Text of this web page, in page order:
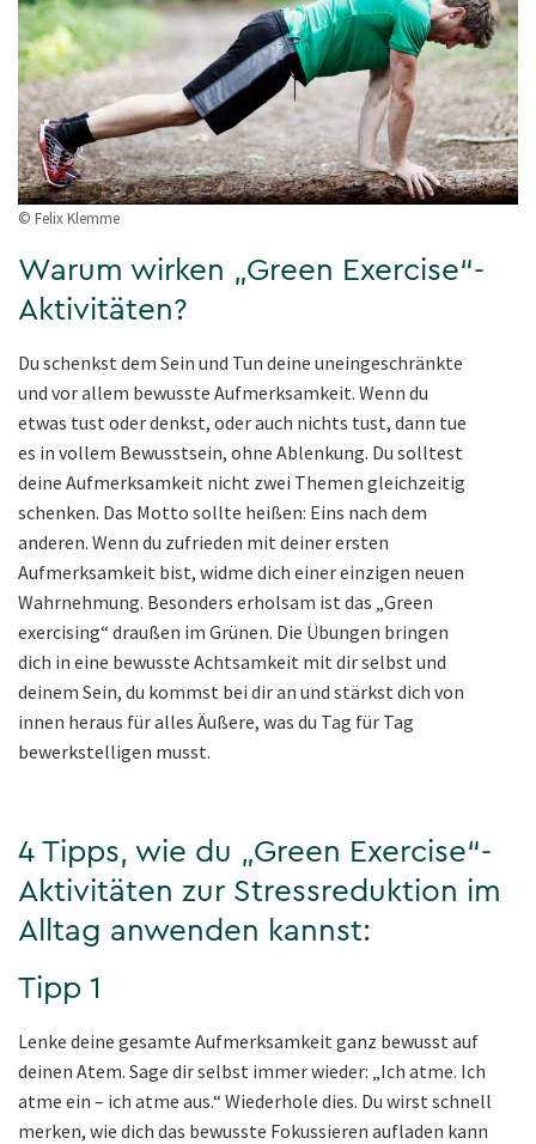
© Felix Klemme
Warum wirken „Green Exercise“-
Aktivitäten?
Du schenkst dem Sein und Tun deine uneingeschränkte
und vor allem bewusste Aufmerksamkeit. Wenn du
etwas tust oder denkst, oder auch nichts tust, dann tue
es in vollem Bewusstsein, ohne Ablenkung. Du solltest
deine Aufmerksamkeit nicht zwei Themen gleichzeitig
schenken. Das Motto sollte heißen: Eins nach dem
anderen. Wenn du zufrieden mit deiner ersten
Aufmerksamkeit bist, widme dich einer einzigen neuen
Wahrnehmung. Besonders erholsam ist das „Green
exercising“ draußen im Grünen. Die Übungen bringen
dich in eine bewusste Achtsamkeit mit dir selbst und
deinem Sein, du kommst bei dir an und stärkst dich von
innen heraus für alles Äußere, was du Tag für Tag
bewerkstelligen musst.
4 Tipps, wie du „Green Exercise“-
Aktivitäten zur Stressreduktion im
Alltag anwenden kannst:
Tipp 1
Lenke deine gesamte Aufmerksamkeit ganz bewusst auf
deinen Atem. Sage dir selbst immer wieder: „Ich atme. Ich
atme ein – ich atme aus.“ Wiederhole dies. Du wirst schnell
merken, wie dich das bewusste Fokussieren aufladen kann